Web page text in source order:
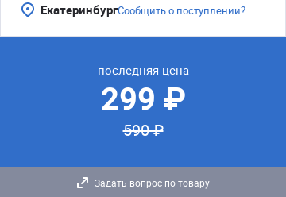
ЕкатеринбургСообщить о поступлении?
последняя цена
299 ₽
590 ₽
Задать вопрос по товару